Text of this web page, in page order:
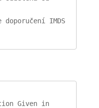
IMDS
Given in